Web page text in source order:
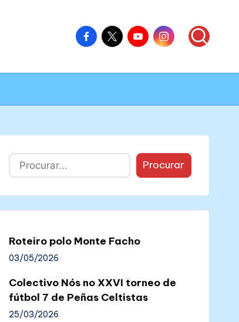
Facebook
–
Nós
X
–
Nós
Youtube
–
Nós
Instagram
–
Nós
Buscar Procurar
Roteiro polo Monte Facho
03/05/2026
Colectivo Nós no XXVI torneo de
fútbol 7 de Peñas Celtistas
25/03/2026